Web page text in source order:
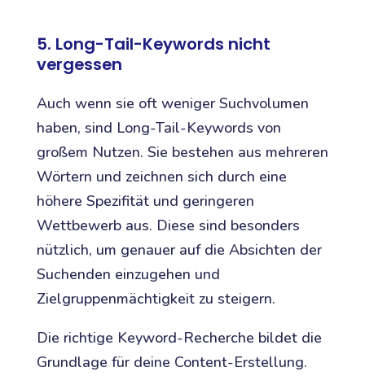
5. Long-Tail-Keywords nicht
vergessen
Auch wenn sie oft weniger Suchvolumen
haben, sind Long-Tail-Keywords von
großem Nutzen. Sie bestehen aus mehreren
Wörtern und zeichnen sich durch eine
höhere Spezifität und geringeren
Wettbewerb aus. Diese sind besonders
nützlich, um genauer auf die Absichten der
Suchenden einzugehen und
Zielgruppenmächtigkeit zu steigern.
Die richtige Keyword-Recherche bildet die
Grundlage für deine Content-Erstellung.